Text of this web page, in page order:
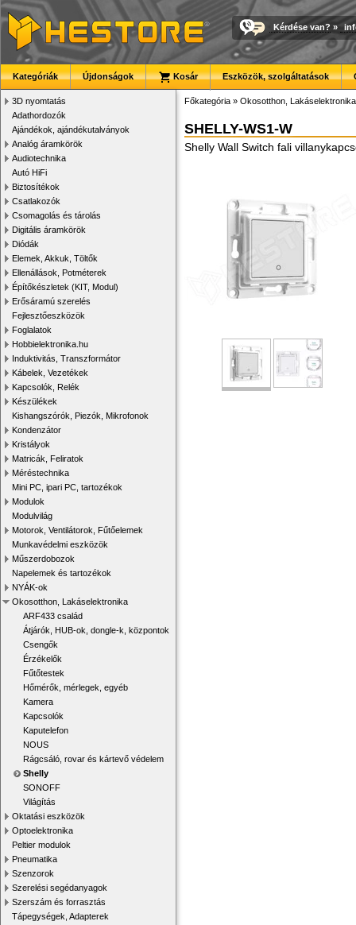
Kérdése van? »
Kategóriák Újdonságok Kosár Eszközök, szolgáltatások
3D nyomtatás
Adathordozók
Ajándékok, ajándékutalványok
Analóg áramkörök
Audiotechnika
Autó HiFi
Biztosítékok
Csatlakozók
Csomagolás és tárolás
Digitális áramkörök
Diódák
Elemek, Akkuk, Töltők
Ellenállások, Potméterek
Építőkészletek (KIT, Modul)
Erősáramú szerelés
Fejlesztőeszközök
Foglalatok
Hobbielektronika.hu
Induktivitás, Transzformátor
Kábelek, Vezetékek
Kapcsolók, Relék
Készülékek
Kishangszórók, Piezók, Mikrofonok
Kondenzátor
Kristályok
Matricák, Feliratok
Méréstechnika
Mini PC, ipari PC, tartozékok
Modulok
Modulvilág
Motorok, Ventilátorok, Fűtőelemek
Munkavédelmi eszközök
Műszerdobozok
Napelemek és tartozékok
NYÁK-ok
Okosotthon, Lakáselektronika
ARF433 család
Átjárók, HUB-ok, dongle-k, központok
Csengők
Érzékelők
Fűtőtestek
Hőmérők, mérlegek, egyéb
Kamera
Kapcsolók
Kaputelefon
NOUS
Rágcsáló, rovar és kártevő védelem
Shelly
SONOFF
Világítás
Oktatási eszközök
Optoelektronika
Peltier modulok
Pneumatika
Szenzorok
Szerelési segédanyagok
Szerszám és forrasztás
Tápegységek, Adapterek
Főkategória » Okosotthon, Lakáselektronika
SHELLY-WS1-W
Shelly Wall Switch fali